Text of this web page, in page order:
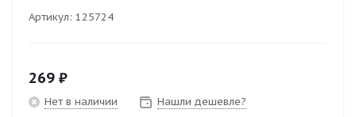
Артикул: 125724
269 ₽
Нет в наличии Нашли дешевле?